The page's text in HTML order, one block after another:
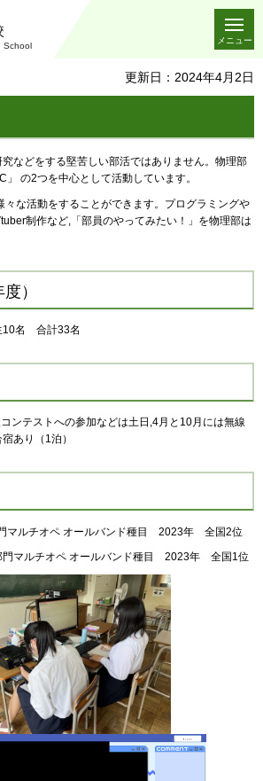
School
メニュー
更新日：2024年4月2日
などをする堅苦しい部活ではありません。物理部
の2つを中心として活動しています。
々な活動をすることができます。プログラミングや
制作など,「部員のやってみたい！」を物理部は
）
10名 合計33名
ンテストへの参加などは土日,4月と10月には無線
あり（1泊）
マルチオペ オールバンド種目 2023年 全国2位
門マルチオペ オールバンド種目 2023年 全国1位